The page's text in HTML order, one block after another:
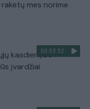
mes norime
00:03:52
kasdienybė –
įvardžiai